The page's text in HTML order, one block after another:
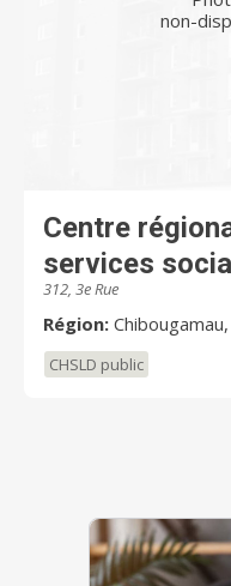
non-
Centre
services
312, 3e Rue
Région:
CHSLD public